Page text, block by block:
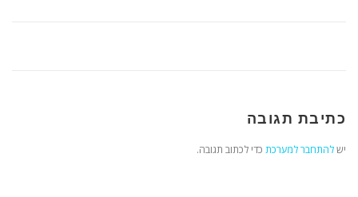
כתיבת תגובה
ישלהתחבר למערכת כדי לכתוב תגובה.